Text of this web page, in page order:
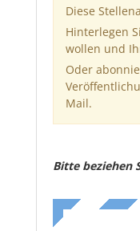
Diese
Hinterlegen
wollen und
Oder
Mail.
Bitte beziehen